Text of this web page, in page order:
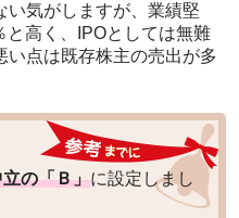
い気がしますが、業績堅
高く、IPOとしては無難
い点は既存株主の売出が多
立の「Ｂ」に設定しまし